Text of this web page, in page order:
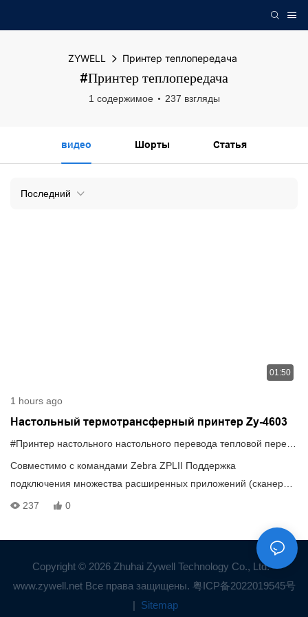
ZYWELL Принтер теплопередача
#Принтер теплопередача
1 содержимое 237 взгляды
видео Шорты Статья
Последний
01:50
1 hours ago
Настольный термотрансферный принтер Zy-4603
Совместимо с командами Zebra ZPLII Поддержка
подключения множества расширенных приложений (сканеров
штрих-кодов, электронных весов и т. д.) Большой объем
237 0
Copyright © 2026 Zhuhai Zywell Technology Co., Ltd. -
www.zywell.net Все права защищены. 粤ICP备2022019545号
| Sitemap